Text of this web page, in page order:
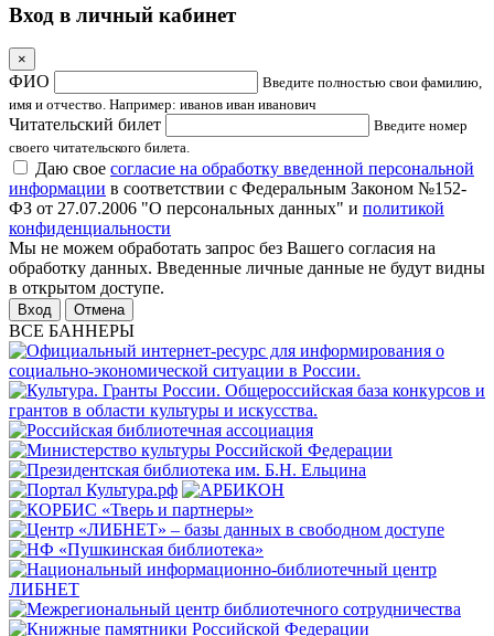
Вход в личный кабинет
×
ФИО
Введите полностью свои фамилию,
имя и отчество. Например: иванов иван иванович
Читательский билет
Введите номер
своего читательского билета.
Даю свое согласие на обработку введенной персональной
информации в соответствии с Федеральным Законом №152-
ФЗ от 27.07.2006 "О персональных данных" и политикой
конфиденциальности
Мы не можем обработать запрос без Вашего согласия на
обработку данных. Введенные личные данные не будут видны
в открытом доступе.
Отмена
ВСЕ БАННЕРЫ